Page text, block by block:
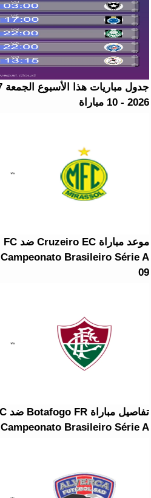
2026 - 10 مباراة
09
Campeonato Brasileiro Série A والمعلق